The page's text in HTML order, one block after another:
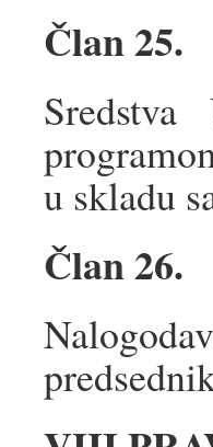
Član 25.
u skladu
Član 26.